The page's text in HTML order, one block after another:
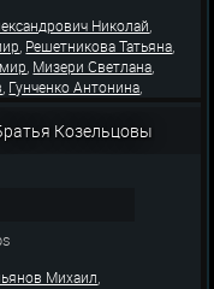
Николай,
, Решетникова Татьяна,
, Мизери Светлана,
, Гунченко Антонина,
Козельцовы
Михаил,